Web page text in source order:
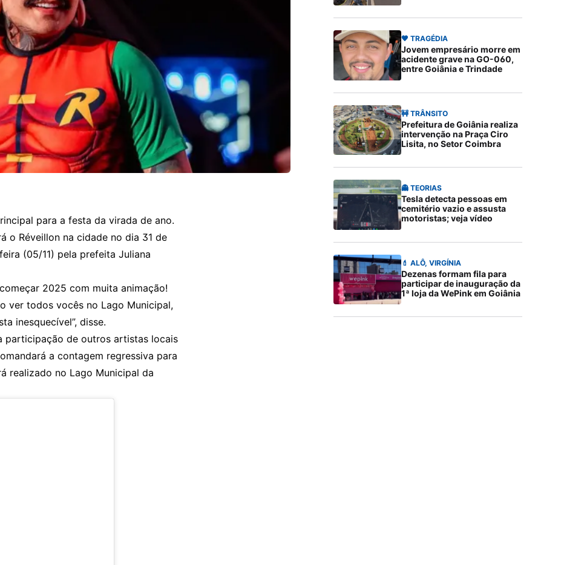
para a festa da virada de ano.
o Réveillon na cidade no dia 31 de
(05/11) pela prefeita Juliana
2025 com muita animação!
ver todos vocês no Lago Municipal,
inesquecível”, disse.
participação de outros artistas locais
a contagem regressiva para
realizado no Lago Municipal da
🖤 TRAGÉDIA
Jovem empresário morre em
acidente grave na GO-060,
entre Goiânia e Trindade
🚧 TRÂNSITO
Prefeitura de Goiânia realiza
intervenção na Praça Ciro
Lisita, no Setor Coimbra
👻 TEORIAS
Tesla detecta pessoas em
cemitério vazio e assusta
motoristas; veja vídeo
💄 ALÔ, VIRGÍNIA
Dezenas formam fila para
participar de inauguração da
1ª loja da WePink em Goiânia